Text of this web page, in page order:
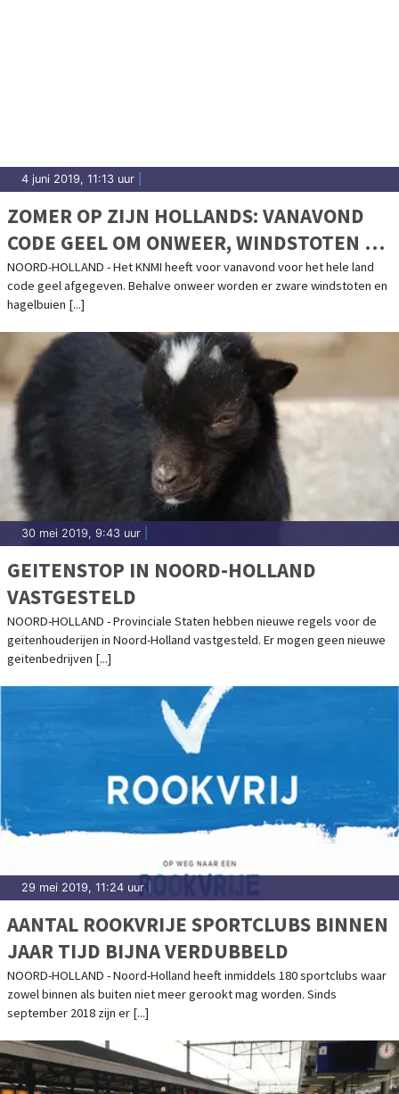
4 juni 2019, 11:13 uur
ZOMER OP ZIJN HOLLANDS: VANAVOND
CODE GEEL OM ONWEER, WINDSTOTEN EN
HAGEL
NOORD-HOLLAND - Het KNMI heeft voor vanavond voor het hele land
code geel afgegeven. Behalve onweer worden er zware windstoten en
hagelbuien [...]
30 mei 2019, 9:43 uur
GEITENSTOP IN NOORD-HOLLAND
VASTGESTELD
NOORD-HOLLAND - Provinciale Staten hebben nieuwe regels voor de
geitenhouderijen in Noord-Holland vastgesteld. Er mogen geen nieuwe
geitenbedrijven [...]
29 mei 2019, 11:24 uur
AANTAL ROOKVRIJE SPORTCLUBS BINNEN
JAAR TIJD BIJNA VERDUBBELD
NOORD-HOLLAND - Noord-Holland heeft inmiddels 180 sportclubs waar
zowel binnen als buiten niet meer gerookt mag worden. Sinds
september 2018 zijn er [...]